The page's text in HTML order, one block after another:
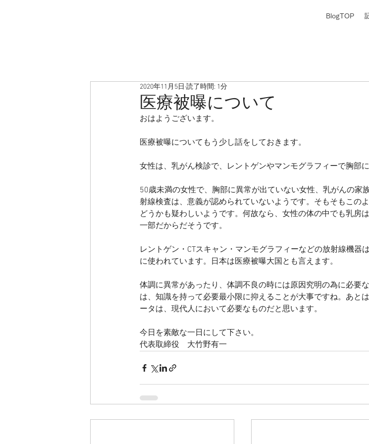
BlogTOP
医療被曝について
2020年11月5日 読了時間: 1分
おはようございます。
医療被曝についてもう少し話をしておきます。
女性は、乳がん検診で、レントゲンやマンモグラフィーで胸部
50歳未満の女性で、胸部に異常が出ていない女性、乳がんの家
射線検査は、意義が認められていないようです。そもそもこの
どうかも疑わしいようです。何故なら、女性の体の中でも乳房
一部だからだそうです。
レントゲン・CTスキャン・マンモグラフィーなどの放射線機器
に使われています。日本は医療被曝大国とも言えます。
体調に異常があったり、体調不良の時には原因究明の為に必要
は、知識を持って必要最小限に抑えることが大事ですね。あと
ータは、現代人において必要なものだと思います。
今日を素敵な一日にして下さい。
代表取締役　大竹野有一